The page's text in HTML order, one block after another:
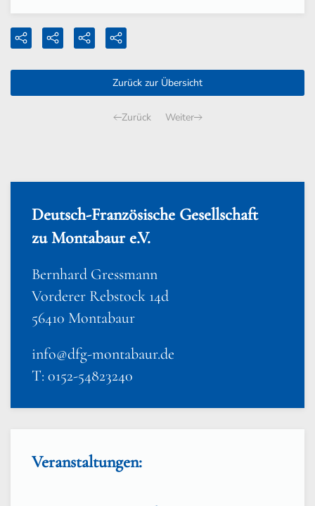
Zurück zur Übersicht
Zurück Weiter
Deutsch-Französische Gesellschaft
zu Montabaur e.V.
Bernhard Gressmann
Vorderer Rebstock 14d
56410 Montabaur
info@dfg-montabaur.de
T: 0152-54823240
Veranstaltungen: